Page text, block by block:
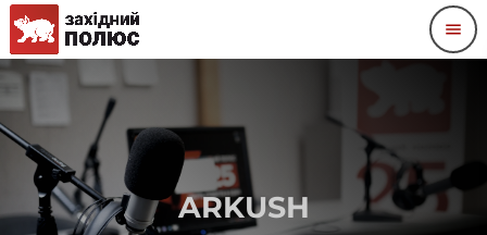
menu
ARKUSH